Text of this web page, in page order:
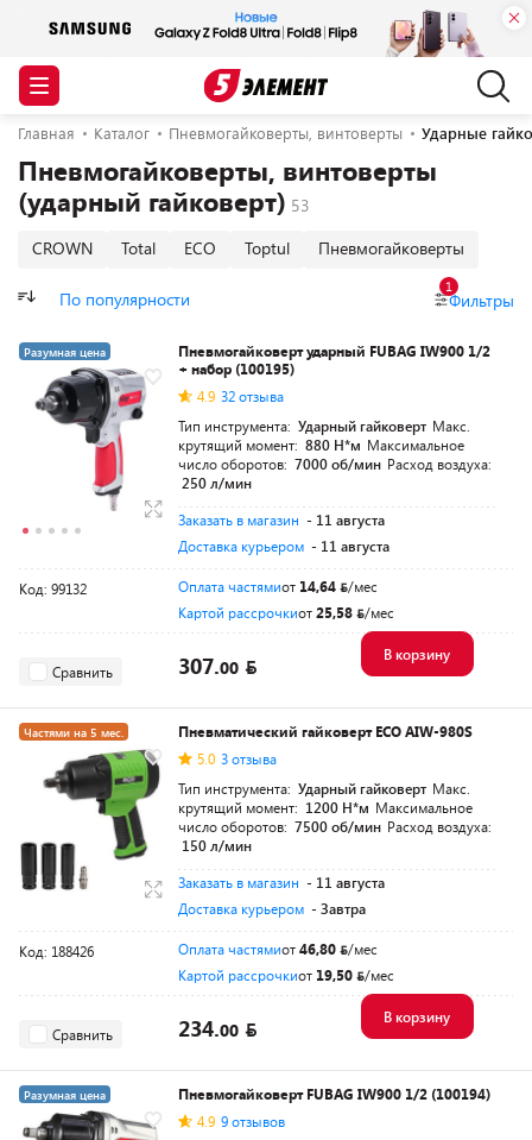
Главная Каталог Пневмогайковерты, винтоверты Ударные
Пневмогайковерты, винтоверты
(ударный гайковерт)
CROWN Total ECO Toptul Пневмогайковерты
По популярности Фильтры
1
Разумная цена
Пневмогайковерт ударный FUBAG IW900 1/2
+ набор (100195)
4.9 32 отзыва
Тип инструмента: Ударный гайковерт Макс.
крутящий момент: 880 Н*м Максимальное
число оборотов: 7000 об/мин Расход воздуха:
250 л/мин
Заказать в магазин - 11 августа
Доставка курьером - 11 августа
Код: 99132 Оплата частямиот 14,64
/мес
Картой рассрочкиот25,58 /мес
Сравнить 307.00
В корзину
Частями на 5 мес.
Разумная цена
Пневматический гайковерт ECO AIW-980S
5.0 3 отзыва
Тип инструмента: Ударный гайковерт Макс.
крутящий момент: 1200 Н*м Максимальное
число оборотов: 7500 об/мин Расход воздуха:
150 л/мин
Заказать в магазин - 11 августа
Доставка курьером - Завтра
Код: 188426 Оплата частямиот46,80
/мес
Картой рассрочкиот 19,50 /мес
Сравнить 234.00
В корзину
Разумная цена
Пневмогайковерт FUBAG IW900 1/2 (100194)
4.9 9 отзывов